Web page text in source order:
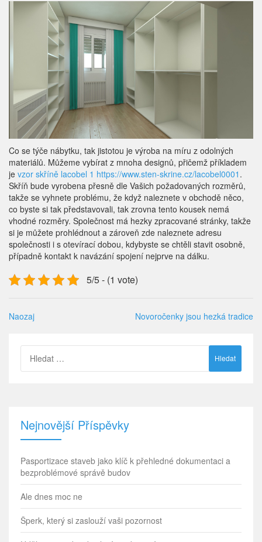
Co se týče nábytku, tak jistotou je výroba na míru z odolných
materiálů. Můžeme vybírat z mnoha designů, přičemž příkladem
je vzor skříně lacobel 1 https://www.sten-skrine.cz/lacobel0001 .
Skříň bude vyrobena přesně dle Vašich požadovaných rozměrů,
takže se vyhnete problému, že když naleznete v obchodě něco,
co byste si tak představovali, tak zrovna tento kousek nemá
vhodné rozměry. Společnost má hezky zpracované stránky, takže
si je můžete prohlédnout a zároveň zde naleznete adresu
společnosti i s otevírací dobou, kdybyste se chtěli stavit osobně,
případně kontakt k navázání spojení nejprve na dálku.
5/5 - (1 vote)
Naozaj Novoročenky jsou hezká tradice
Nejnovější Příspěvky
Pasportizace staveb jako klíč k přehledné dokumentaci a
bezproblémové správě budov
Ale dnes moc ne
Šperk, který si zaslouží vaši pozornost